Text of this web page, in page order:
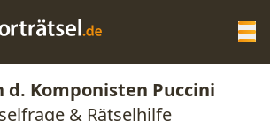
KREUZWORTRÄTSEL-HILFE
Komponisten Puccini
& Rätselhilfe